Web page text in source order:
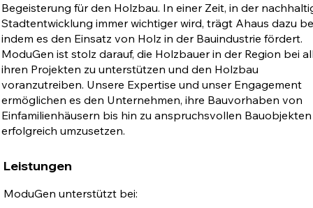
Begeisterung für den Holzbau. In einer Zeit, in der
Stadtentwicklung immer wichtiger wird, trägt Ahaus dazu
indem es den Einsatz von Holz in der Bauindustrie fördert.
ModuGen ist stolz darauf, die Holzbauer in der Region bei
ihren Projekten zu unterstützen und den Holzbau
voranzutreiben. Unsere Expertise und unser Engagement
ermöglichen es den Unternehmen, ihre Bauvorhaben von
Einfamilienhäusern bis hin zu anspruchsvollen Bauobjekten
erfolgreich umzusetzen.
Leistungen
ModuGen unterstützt bei: